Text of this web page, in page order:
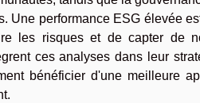
Une performance ESG élevée
les risques et de capter de
ces analyses dans leur
bénéficier d'une meilleure